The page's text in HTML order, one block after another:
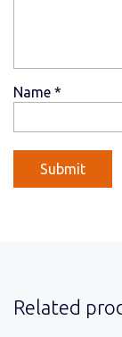
Name *
Related